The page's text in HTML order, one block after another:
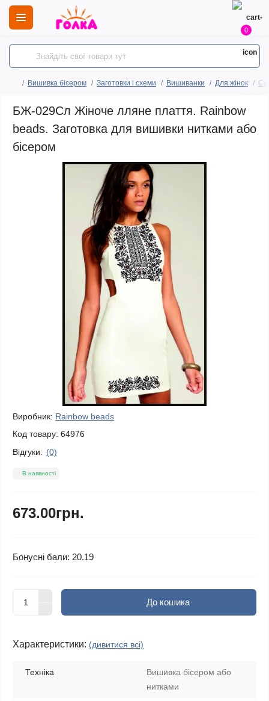
0
Вишивка бісером Заготовки і схеми Вишиванки Для жінок
БЖ-029Сл Жіноче лляне плаття. Rainbow
beads. Заготовка для вишивки нитками або
бісером
Виробник: Rainbow beads
Код товару: 64976
Відгуки: (0)
В наявності
673.00грн.
Бонусні бали: 20.19
До кошика
Характеристики: (дивитися всі)
Техніка
Вишивка бісером або
нитками